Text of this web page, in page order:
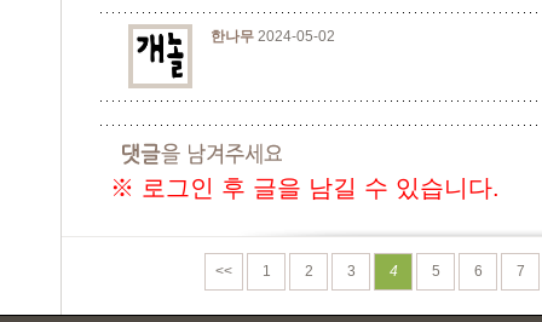
한나무 2024-05-02
※ 로그인 후 글을 남길 수 있습니다.
<< 1 2 3 4 5 6 7